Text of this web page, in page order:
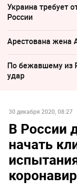
Украина требует
России
Арестована жена
По бежавшему из
удар
30 декабря 2020, 08:27
В России
начать